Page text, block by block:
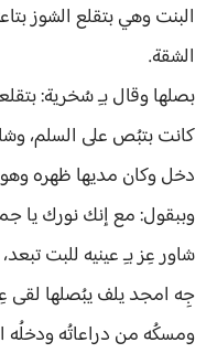
البنت وهي بتقلع الشوز
الشقة.
بصلها وقال بـِ سُخرية:
كانت بتبُص على السلم،
دخل وكان مديها ظهره وهو
وببقول: مع إنك نورك يا
شاور عِز بـِ عينيه للبت
جِه امجد يلف يبُصلها لقى
ومسكُه من دراعاتُه